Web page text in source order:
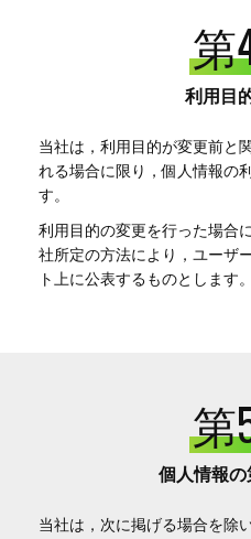
第
利用目
当社は，利用目的が変更前と
れる場合に限り，個人情報の
す。
利用目的の変更を行った場合
社所定の方法により，ユーザ
ト上に公表するものとします。
第
個人情報
当社は，次に掲げる場合を除